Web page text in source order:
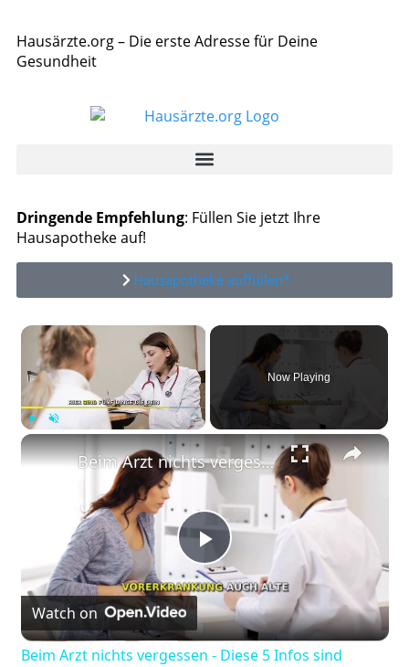
Hausärzte.org – Die erste Adresse für Deine
Gesundheit
Dringende Empfehlung: Füllen Sie jetzt Ihre
Hausapotheke auf!
Hausapotheke auffüllen*
×
Now Playing
×
Play
Video
Beim Arzt nichts vergessen - Diese 5 Infos sind entscheidend!
Watch on
Beim Arzt nichts vergessen - Diese 5 Infos sind